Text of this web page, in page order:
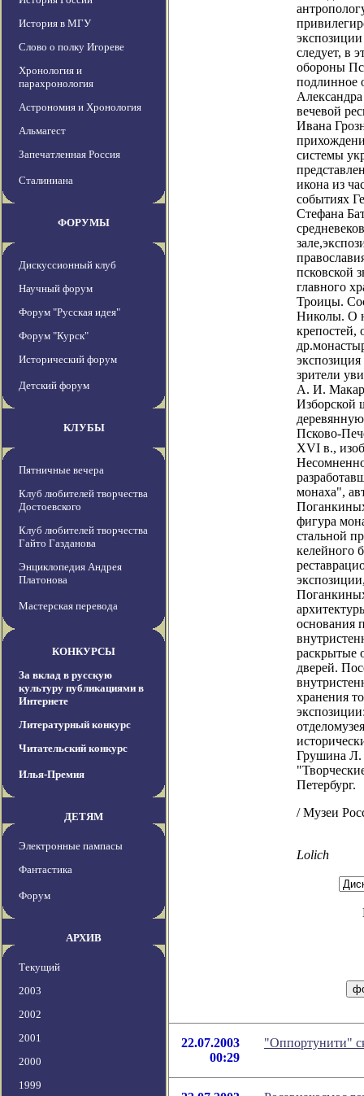
История в МГУ
Слово о полку Игореве
Хронология и
парахронология
Астрономия и Хронология
Альмагест
Запечатленная Россия
Сталиниана
ФОРУМЫ
Дискуссионный клуб
Научный форум
Форум "Русская идея"
Форум "Курск"
Исторический форум
Детский форум
КЛУБЫ
Пятничные вечера
Клуб любителей творчества
Достоевского
Клуб любителей творчества
Гайто Газданова
Энциклопедия Андрея
Платонова
Мастерская перевода
КОНКУРСЫ
За вклад в русскую
культуру публикациями в
Интернете
Литературный конкурс
Читательский конкурс
Илья-Премия
ДЕТЯМ
Электронные пампасы
Фантастика
Форум
АРХИВ
Текущий
2003
2002
2001
2000
1999
следует, в
обороны
подлинное
вечевой
Ивана
системы
икона из
событиях
Стефана
псковской
главного
Троицы.
Николы. О
зрители
А. И.
Изборской
Псково-
XVI в.,
монаха",
фигура
стальной
келейного
основания
раскрытые
дверей.
хранения
Грушина Л.
Петербург.
/ Музеи
Lolich
22.07.2003
00:29
"Оппортунити"